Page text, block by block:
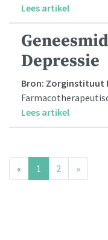
Lees artikel
Depressie
Bron: Zorginstituut
Lees artikel
« 1 (current)
2 »